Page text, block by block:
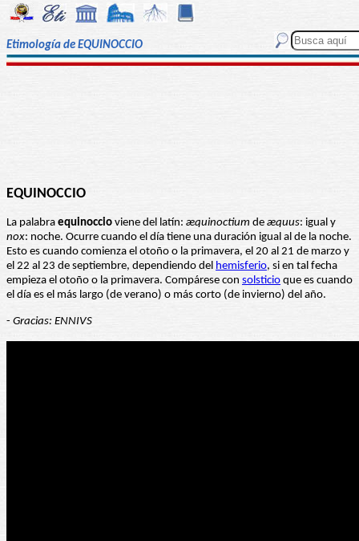
Etimología de EQUINOCCIO
EQUINOCCIO
La palabra equinoccio viene del latín: æquinoctium de æquus: igual y
nox: noche. Ocurre cuando el día tiene una duración igual al de la noche.
Esto es cuando comienza el otoño o la primavera, el 20 al 21 de marzo y
el 22 al 23 de septiembre, dependiendo del hemisferio, si en tal fecha
empieza el otoño o la primavera. Compárese con solsticio que es cuando
el día es el más largo (de verano) o más corto (de invierno) del año.
- Gracias: ENNIVS